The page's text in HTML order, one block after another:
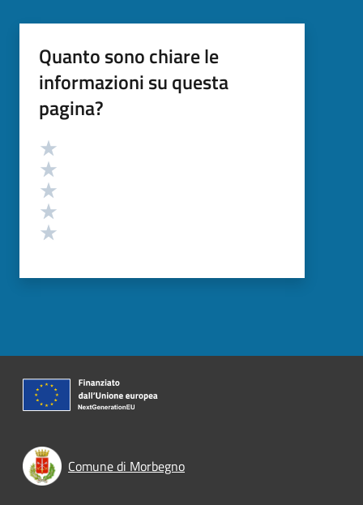
Quanto sono chiare le
informazioni su questa
pagina?
Valutazione
Comune di Morbegno